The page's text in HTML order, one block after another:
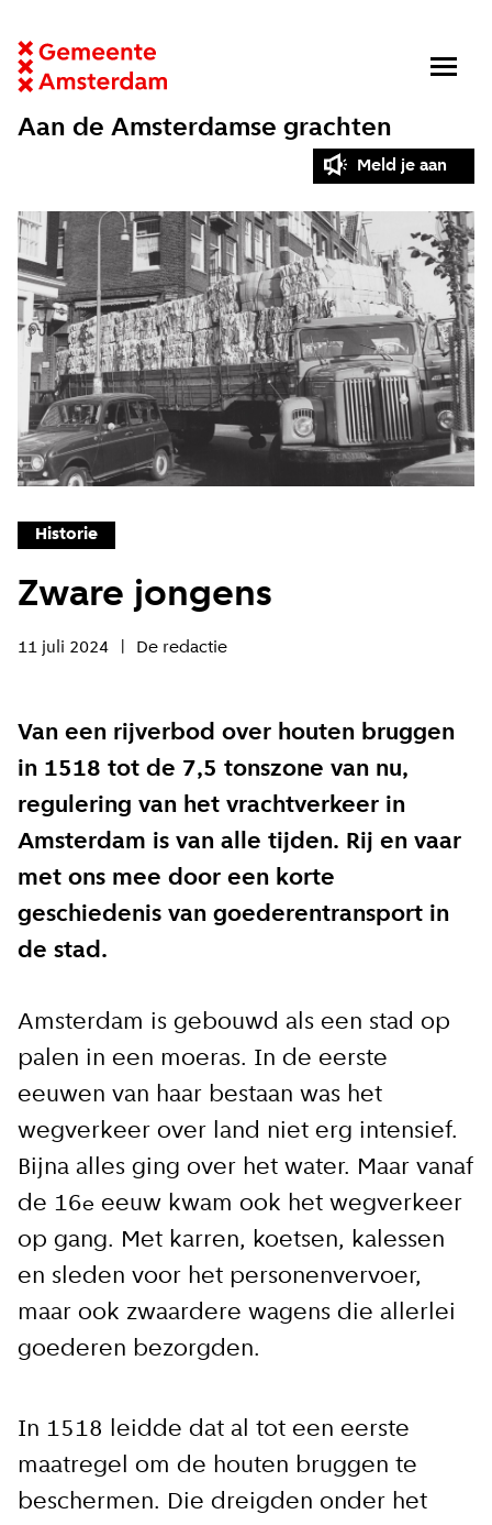
Aan de Amsterdamse grachten
Meld je aan
Zware jongens
Historie
11 juli 2024 De redactie
Van een rijverbod over houten bruggen
in 1518 tot de 7,5 tonszone van nu,
regulering van het vrachtverkeer in
Amsterdam is van alle tijden. Rij en vaar
met ons mee door een korte
geschiedenis van goederentransport in
de stad.
Amsterdam is gebouwd als een stad op
palen in een moeras. In de eerste
eeuwen van haar bestaan was het
wegverkeer over land niet erg intensief.
Bijna alles ging over het water. Maar vanaf
de 16e eeuw kwam ook het wegverkeer
op gang. Met karren, koetsen, kalessen
en sleden voor het personenvervoer,
maar ook zwaardere wagens die allerlei
goederen bezorgden.
In 1518 leidde dat al tot een eerste
maatregel om de houten bruggen te
beschermen. Die dreigden onder het